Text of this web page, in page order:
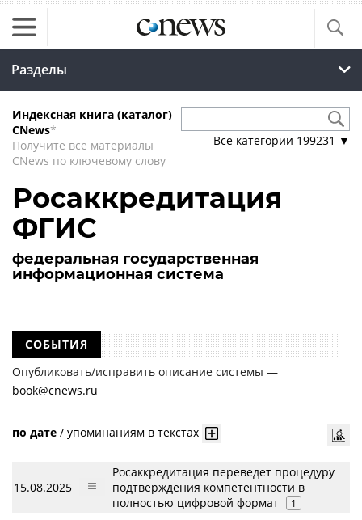
Разделы
Индексная книга (каталог)
CNews*
Получите все материалы
CNews по ключевому слову
Все категории 199231 ▼
Росаккредитация
ФГИС
федеральная государственная
информационная система
СОБЫТИЯ
Опубликовать/исправить описание системы —
book@cnews.ru
по дате / упоминаниям в текстах
15.08.2025
Росаккредитация переведет процедуру
подтверждения компетентности в
полностью цифровой формат
1